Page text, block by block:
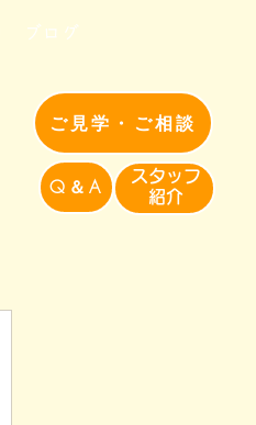
ご見学・ご相談
Q＆A
​スタッフ
紹介​
ブログ